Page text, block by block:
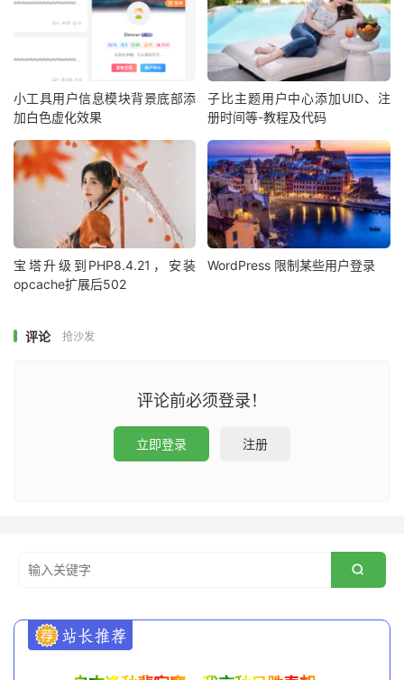
小工具用户信息模块背景底部添
加白色虚化效果
子比主题用户中心添加UID、注
册时间等-教程及代码
宝塔升级到PHP8.4.21，安装
opcache扩展后502
WordPress 限制某些用户登录
评论 抢沙发
评论前必须登录！
立即登录 注册
